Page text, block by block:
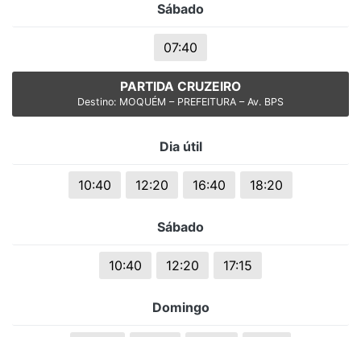
Sábado
07:40
PARTIDA CRUZEIRO
Destino: MOQUÉM – PREFEITURA – Av. BPS
Dia útil
10:40 12:20 16:40 18:20
Sábado
10:40 12:20 17:15
Domingo